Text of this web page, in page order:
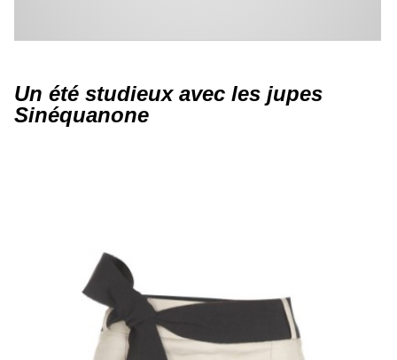
Un été studieux avec les jupes
Sinéquanone